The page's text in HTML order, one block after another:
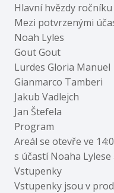
Hlavní hvězdy ročníku
Mezi potvrzenými
Noah Lyles
Gout Gout
Lurdes Gloria Manuel
Gianmarco Tamberi
Jakub Vadlejch
Jan Štefela
Program
Areál se otevře ve
s účastí Noaha
Vstupenky
Vstupenky jsou v